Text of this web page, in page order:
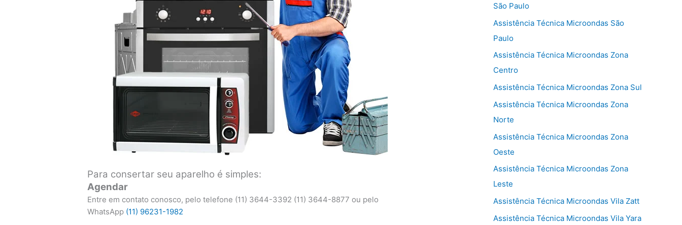
Para consertar seu aparelho é simples:
Agendar
Entre em contato conosco, pelo telefone (11) 3644-3392 (11) 3644-8877 ou pelo
WhatsApp (11) 96231-1982
São Paulo
Assistência Técnica Microondas São
Paulo
Assistência Técnica Microondas Zona
Centro
Assistência Técnica Microondas Zona Sul
Assistência Técnica Microondas Zona
Norte
Assistência Técnica Microondas Zona
Oeste
Assistência Técnica Microondas Zona
Leste
Assistência Técnica Microondas Vila Zatt
Assistência Técnica Microondas Vila Yara